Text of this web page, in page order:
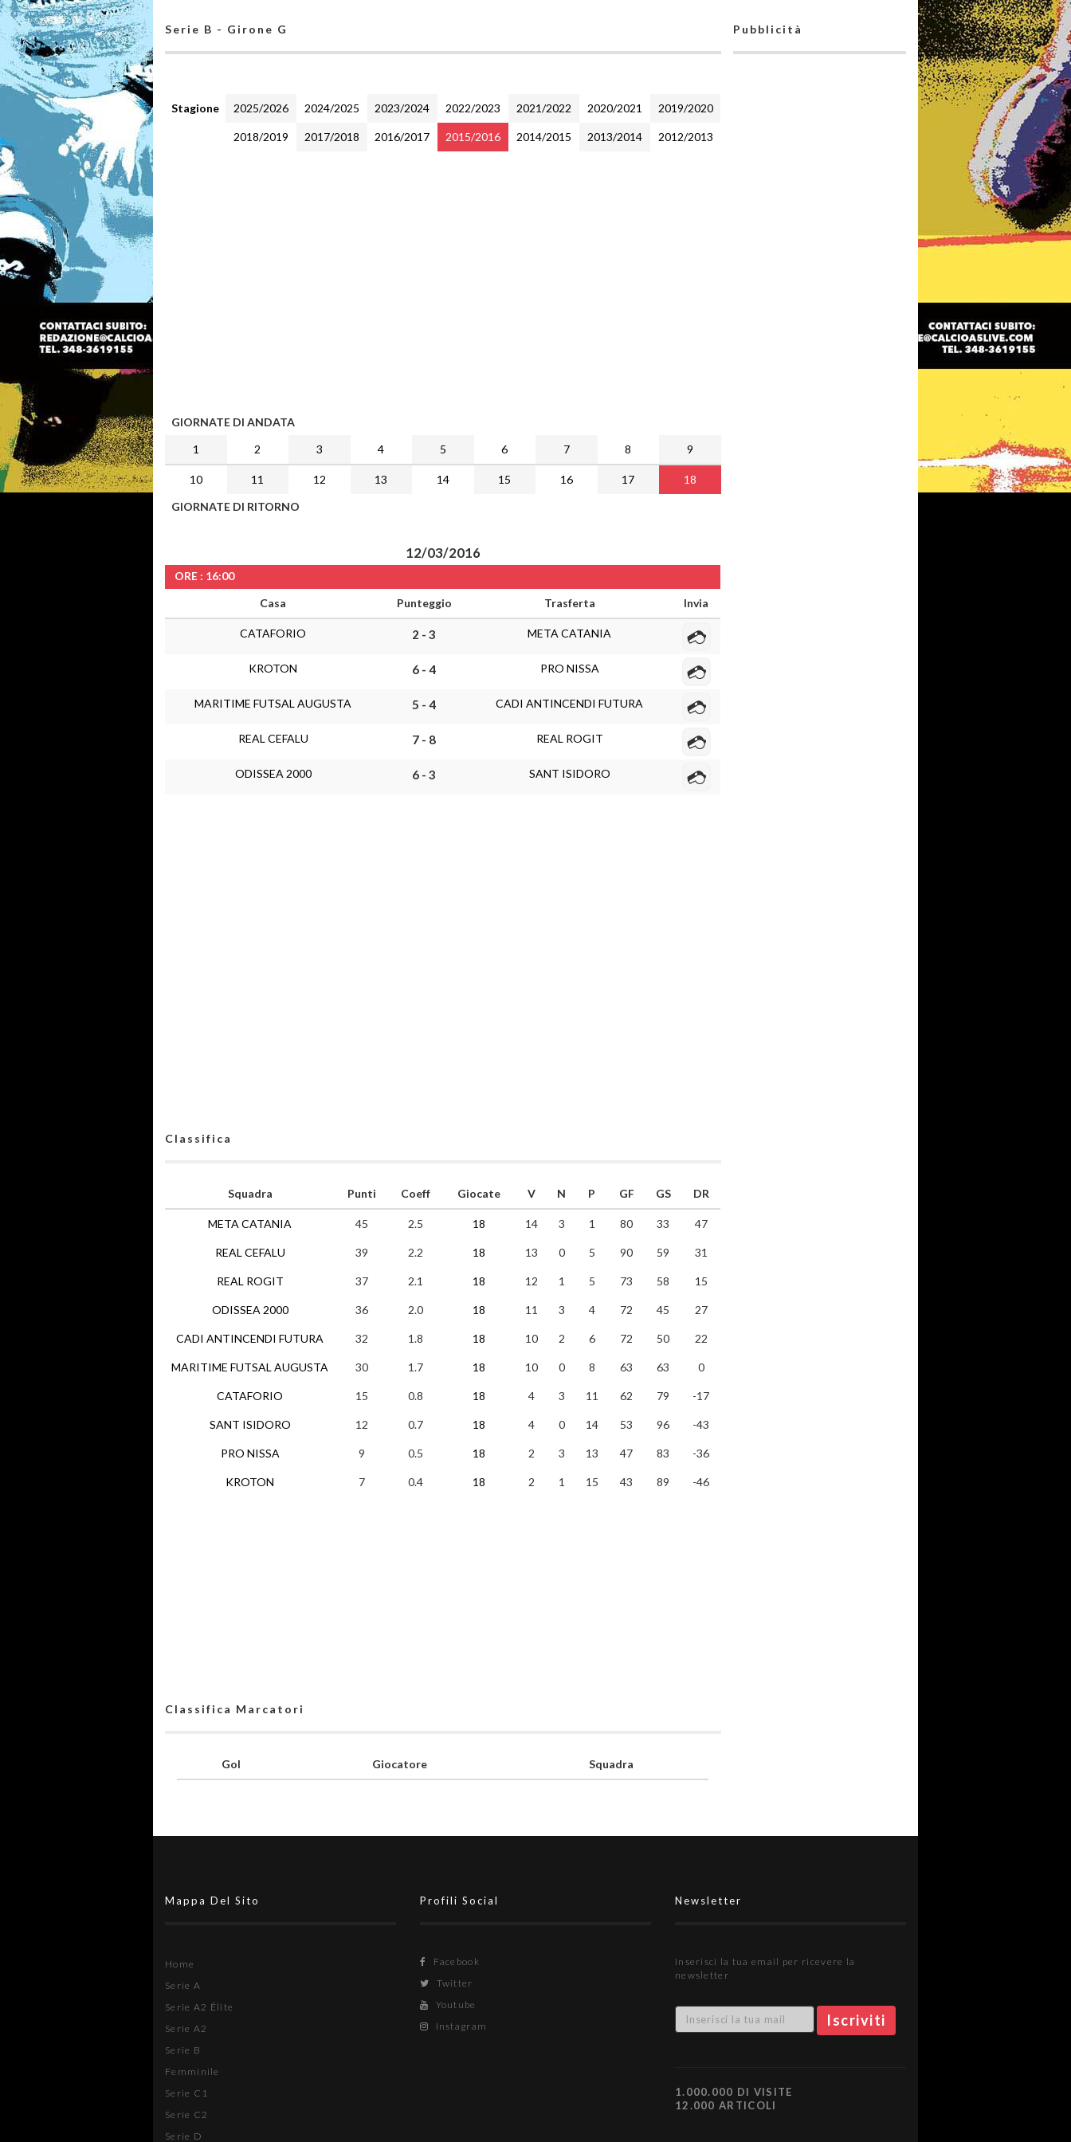
Serie B - Girone G
Stagione 2025/2026 2024/2025 2023/2024 2022/2023 2021/2022 2020/2021 2019/2020
2018/2019 2017/2018 2016/2017 2015/2016 2014/2015 2013/2014 2012/2013
GIORNATE DI ANDATA
1
2 3 4 5 6 7 8 9
10 11 12 13 14 15 16 17
18
GIORNATE DI RITORNO
12/03/2016
ORE : 16:00
Casa
Punteggio Trasferta Invia
CATAFORIO 2 - 3 META CATANIA
KROTON 6 - 4 PRO NISSA
MARITIME FUTSAL AUGUSTA 5 - 4 CADI ANTINCENDI FUTURA
REAL CEFALU 7 - 8 REAL ROGIT
ODISSEA 2000 6 - 3 SANT ISIDORO
Classifica
Squadra
META CATANIA
REAL CEFALU
REAL ROGIT
ODISSEA 2000
CADI ANTINCENDI FUTURA
MARITIME FUTSAL AUGUSTA
CATAFORIO
SANT ISIDORO
PRO NISSA
KROTON
Punti Coeff Giocate V N P GF GS DR
45 2.5 18 14 3 1 80 33 47
39 2.2 18 13 0 5 90 59 31
37 2.1 18 12 1 5 73 58 15
36 2.0 18 11 3 4 72 45 27
32 1.8 18 10 2 6 72 50 22
30 1.7 18 10 0 8 63 63 0
15 0.8 18 4 3 11 62 79 -17
12 0.7 18 4 0 14 53 96 -43
9 0.5 18 2 3 13 47 83 -36
7 0.4 18 2 1 15 43 89 -46
Classifica Marcatori
Gol Giocatore Squadra
Pubblicità
Mappa Del Sito
Home
Serie A
Serie A2 Élite
Serie A2
Serie B
Femminile
Serie C1
Serie C2
Serie D
Profili Social
Facebook
Twitter
Youtube
Instagram
Newsletter
Inserisci la tua email per ricevere la
newsletter
1.000.000 DI VISITE
12.000 ARTICOLI